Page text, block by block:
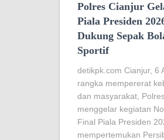
Polres Cianjur
Piala Presiden
Dukung Sepak
Sportif
detikpk.com Cianjur, 6
rangka mempererat
dan masyarakat,
menggelar kegiatan
Final Piala Presiden
mempertemukan